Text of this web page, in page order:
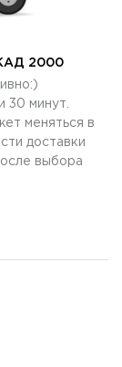
2000
30 минут.
меняться в
доставки
выбора